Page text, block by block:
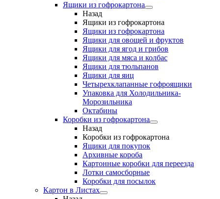
Ящики из гофрокартона
Назад
Ящики из гофрокартона
Ящики из гофрокартона
Ящики для овощей и фруктов
Ящики для ягод и грибов
Ящики для мяса и колбас
Ящики для тюльпанов
Ящики для яиц
Четырехклапанные гофроящики
Упаковка для Холодильника-
Морозильника
Октабины
Коробки из гофрокартона
Назад
Коробки из гофрокартона
Ящики для покупок
Архивные короба
Картонные коробки для переезда
Лотки самосборные
Коробки для посылок
Картон в Листах